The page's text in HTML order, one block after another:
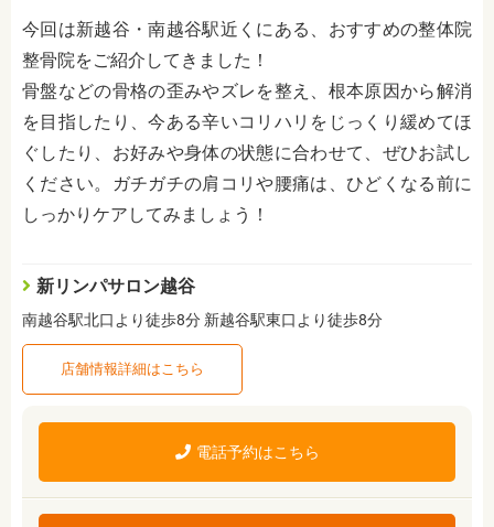
今回は新越谷・南越谷駅近くにある、おすすめの整体院
整骨院をご紹介してきました！
骨盤などの骨格の歪みやズレを整え、根本原因から解消
を目指したり、今ある辛いコリハリをじっくり緩めてほ
ぐしたり、お好みや身体の状態に合わせて、ぜひお試し
ください。ガチガチの肩コリや腰痛は、ひどくなる前に
しっかりケアしてみましょう！
新リンパサロン越谷
南越谷駅北口より徒歩8分 新越谷駅東口より徒歩8分
店舗情報詳細はこちら
電話予約はこちら